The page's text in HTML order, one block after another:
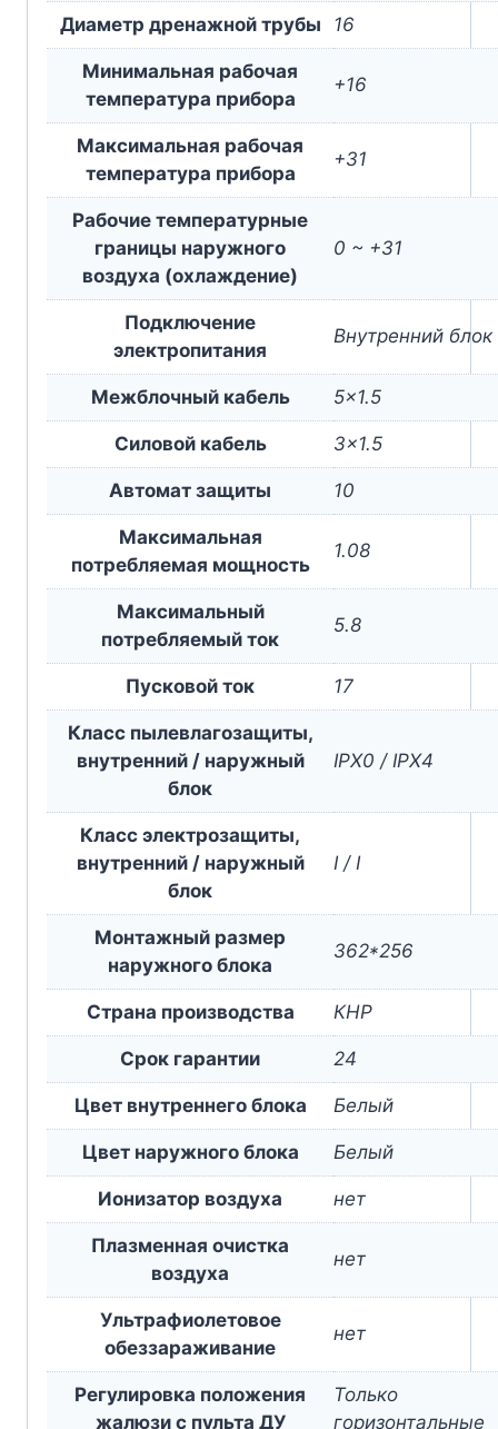
Диаметр дренажной трубы 16
Минимальная рабочая
температура прибора
+16
Максимальная рабочая
температура прибора
+31
Рабочие температурные
границы наружного
воздуха (охлаждение)
0 ~ +31
Подключение
электропитания
Внутренний блок
Межблочный кабель 5×1.5
Силовой кабель 3×1.5
Автомат защиты 10
Максимальная
потребляемая мощность
1.08
Максимальный
потребляемый ток
5.8
Пусковой ток 17
Класс пылевлагозащиты,
внутренний / наружный
блок
IPX0 / IPX4
Класс электрозащиты,
внутренний / наружный
блок
I / I
Монтажный размер
наружного блока
362*256
Страна производства КНР
Срок гарантии 24
Цвет внутреннего блока Белый
Цвет наружного блока Белый
Ионизатор воздуха нет
Плазменная очистка
воздуха
нет
Ультрафиолетовое
обеззараживание
нет
Регулировка положения
жалюзи с пульта ДУ
Только
горизонтальные